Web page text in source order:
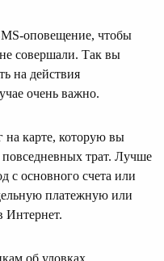
оповещение, чтобы
совершали. Так вы
на действия
очень важно.
карте, которую вы
повседневных трат. Лучше
с основного счета или
платежную или
Интернет.
об уловках